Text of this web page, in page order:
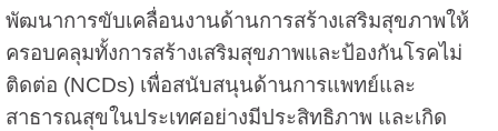
พัฒนาการขับเคลื่อนงานด้านการสร้างเสริมสุขภาพให้
ครอบคลุมทั้งการสร้างเสริมสุขภาพและป้องกันโรคไม่
ติดต่อ (NCDs) เพื่อสนับสนุนด้านการแพทย์และ
สาธารณสุขในประเทศอย่างมีประสิทธิภาพ และเกิด